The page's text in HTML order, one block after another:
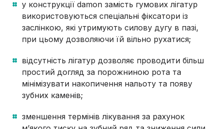
у конструкції damon замість гумових лігатур
використовуються спеціальні фіксатори із
заслінкою, які утримують силову дугу в пазі,
при цьому дозволяючи їй вільно рухатися;
відсутність лігатур дозволяє проводити більш
простий догляд за порожниною рота та
мінімізувати накопичення нальоту та появу
зубних каменів;
зменшення термінів лікування за рахунок